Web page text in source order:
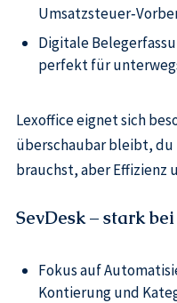
Digitale
perfekt für
Lexoffice eignet sich
überschaubar bleibt, du
brauchst, aber Effizienz
SevDesk – stark
Fokus auf
Kontierung und